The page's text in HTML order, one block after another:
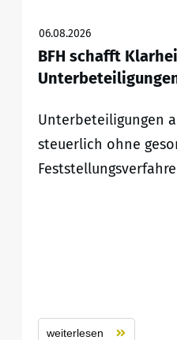
06.08.2026
BFH schafft
Unterbeteiligungen
steuerlich ohne
weiterlesen